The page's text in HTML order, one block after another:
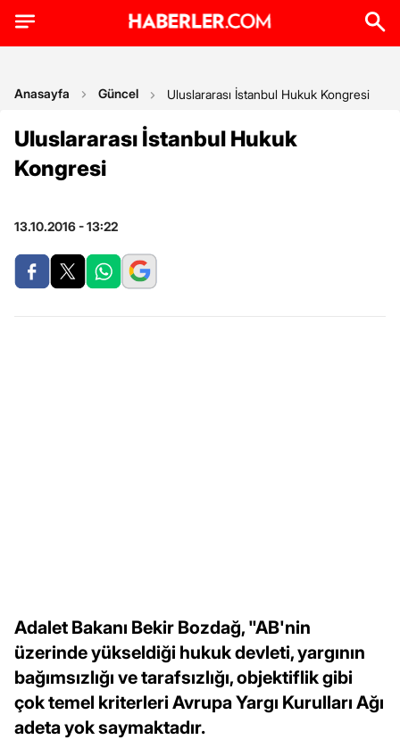
Anasayfa Güncel Uluslararası İstanbul Hukuk Kongresi
Uluslararası İstanbul Hukuk
Kongresi
13.10.2016 - 13:22
Adalet Bakanı Bekir Bozdağ, "AB'nin
üzerinde yükseldiği hukuk devleti, yargının
bağımsızlığı ve tarafsızlığı, objektiflik gibi
çok temel kriterleri Avrupa Yargı Kurulları Ağı
adeta yok saymaktadır.